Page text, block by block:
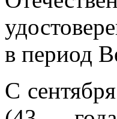
в период
С